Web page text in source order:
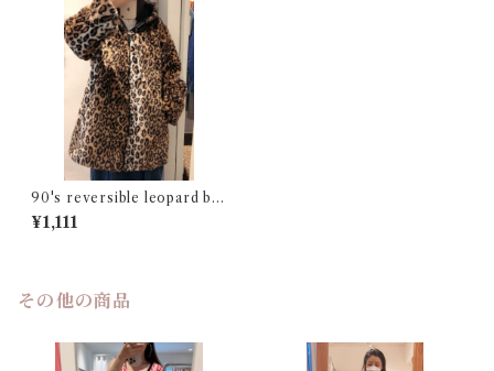
90's reversible leopard blo
uson
¥1,111
その他の商品